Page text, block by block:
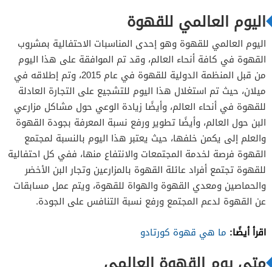
اليوم العالمي للقهوة
اليوم العالمي للقهوة وهو إحدى المناسبات الاحتفالية بمشروب
القهوة في كافة أنحاء العالم، وقد تم الموافقة على هذا اليوم
من قبل المنظمة الدولية للقهوة في عام 2015، وتم إطلاقه في
ميلان، حيث تم استغلال هذا اليوم للتشجيع على التجارة العادلة
للقهوة في أنحاء العالم، وأيضًا زيادة الوعي حول مشاكل مزارعي
البن حول العالم، وأيضًا تطوير ورفع نسبة المعرفة بجودة القهوة
والعلم إلى يكمن خلفها، حيث يعتبر هذا اليوم بالنسبة لمجتمع
القهوة فرصة لخدمة المجتمعات والانتفاع منها، ففي كل احتفالية
للقهوة تجتمع أفراد عائلة القهوة بالمزارعين وتجار البن الأخضر
والحماصين ومعدي القهوة والهواة للقهوة، ويتم عمل مسابقات
عن القهوة لدعم المجتمع ورفع نسبة التنافس على الجودة.
اقرأ أيضًا: ما هي قهوة كورتادو